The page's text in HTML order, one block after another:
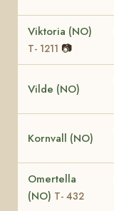
Viktoria (NO)
T- 1211 📷
Vilde (NO)
Kornvall (NO)
Omertella
(NO) T- 432